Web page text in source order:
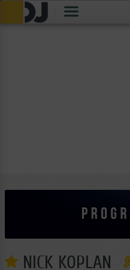
NICK KOPLAN